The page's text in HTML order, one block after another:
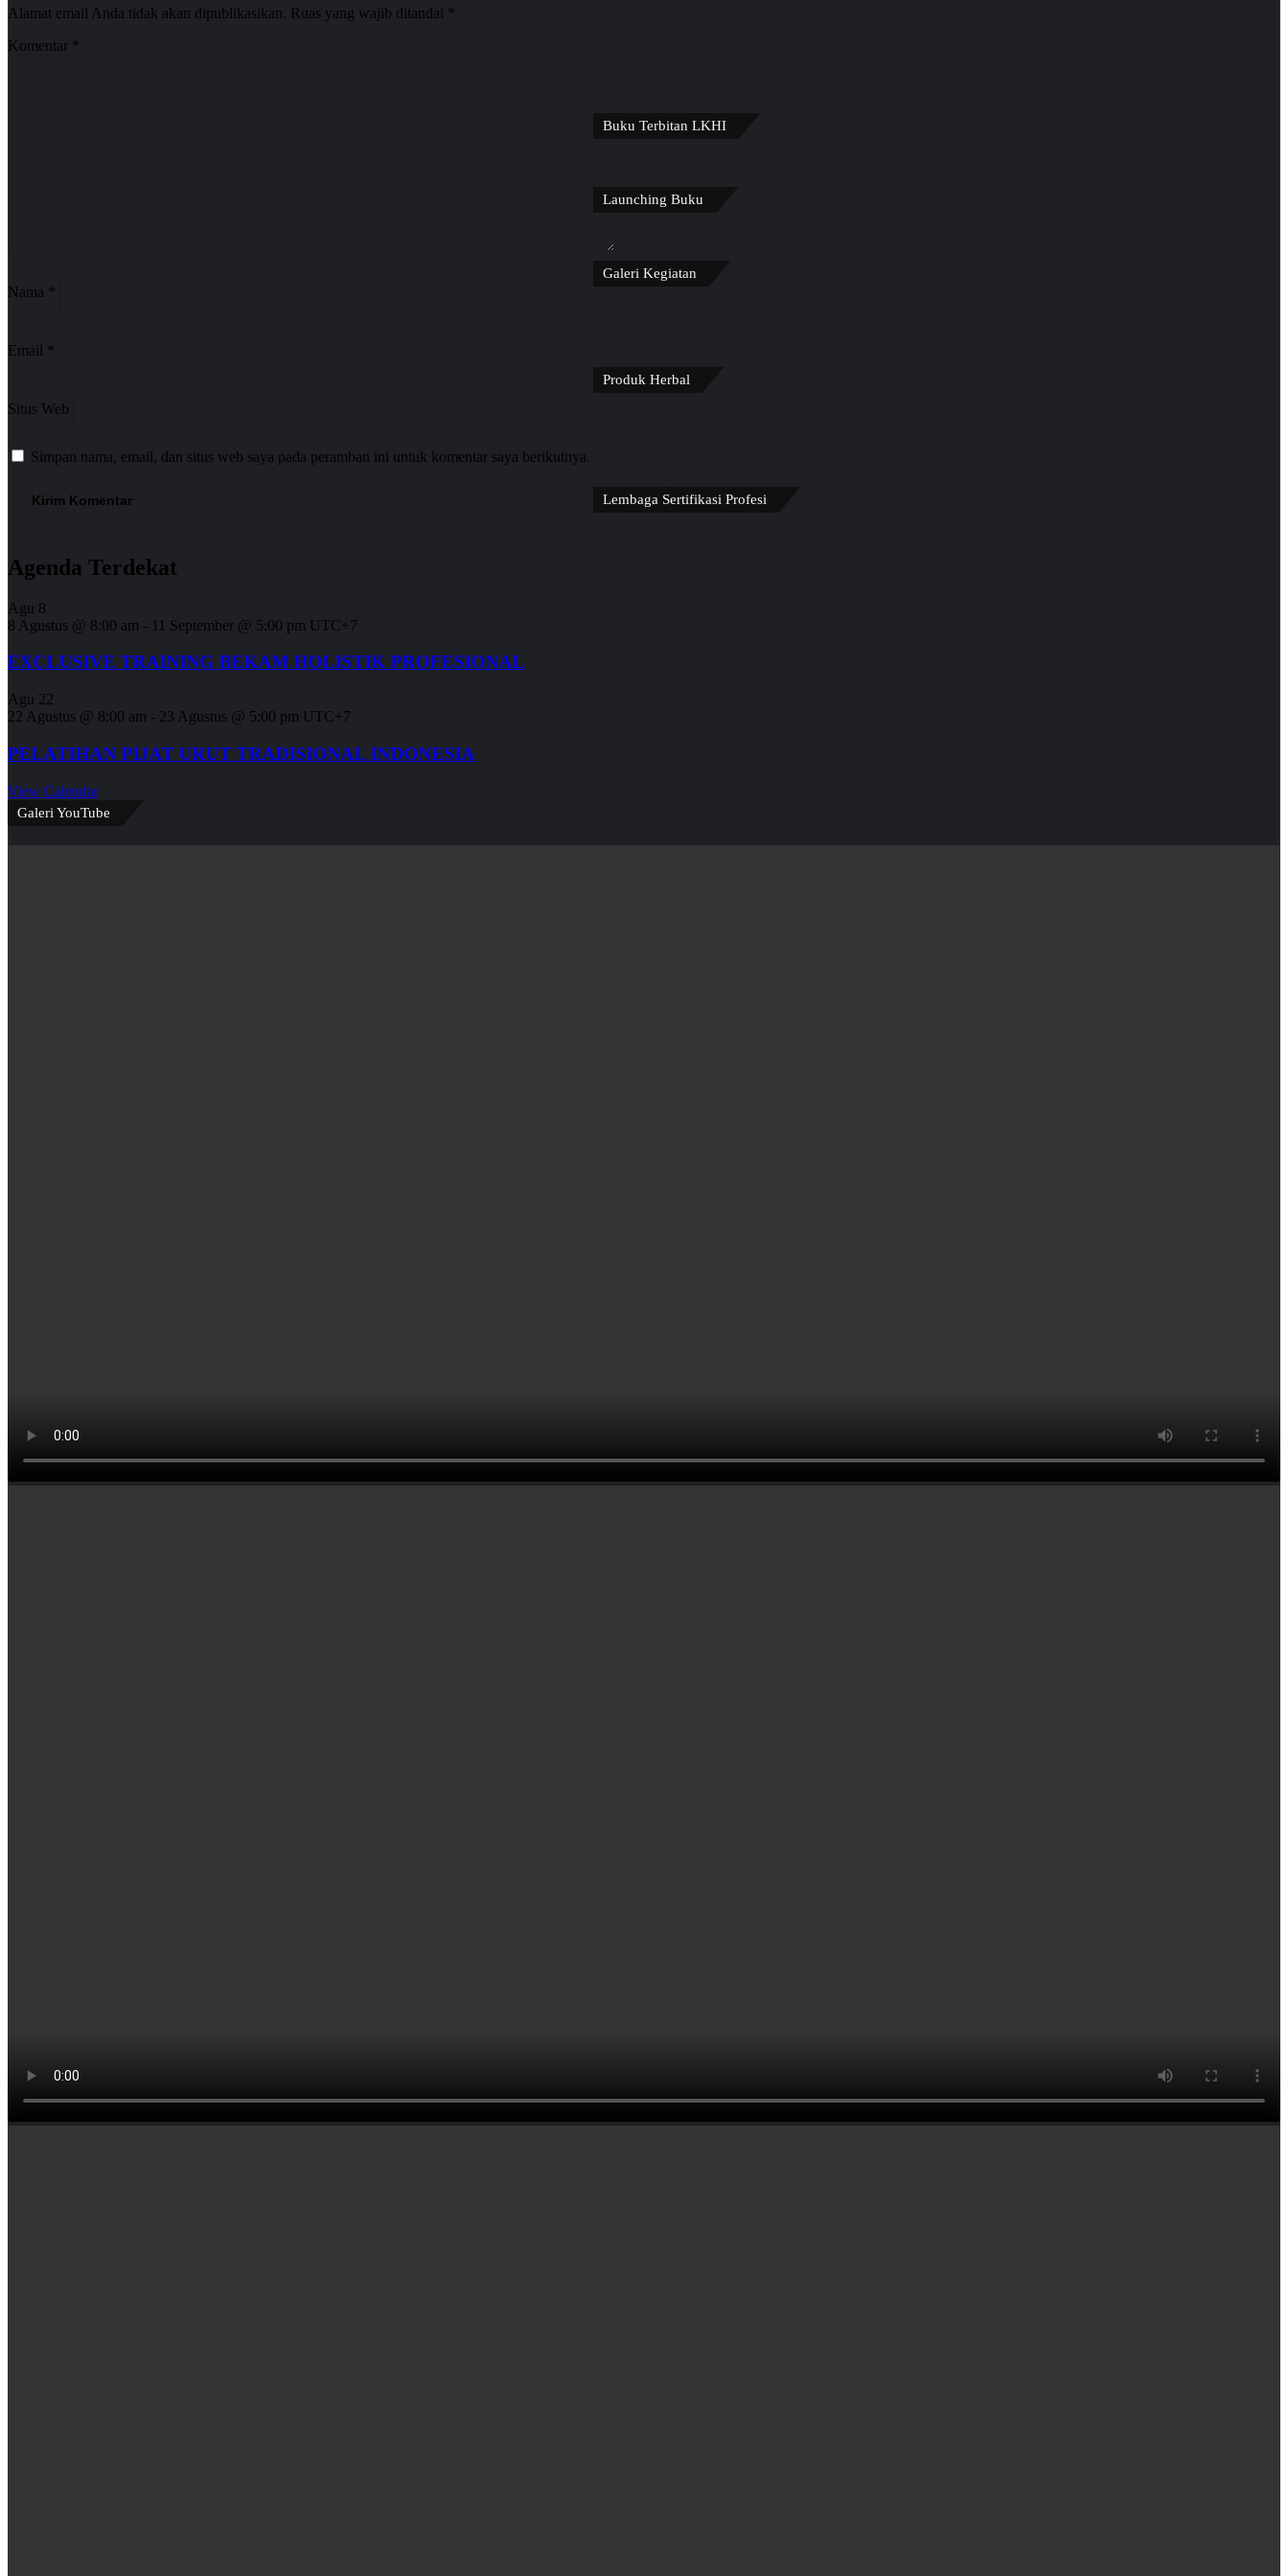
Alamat email Anda tidak akan dipublikasikan. Ruas yang wajib ditandai *
Komentar *
Nama *
Email *
Situs Web
Simpan nama, email, dan situs web saya pada peramban ini untuk komentar saya berikutnya.
Agenda Terdekat
Agu 8
8 Agustus @ 8:00 am - 11 September @ 5:00 pm UTC+7
EXCLUSIVE TRAINING BEKAM HOLISTIK PROFESIONAL
Agu 22
22 Agustus @ 8:00 am - 23 Agustus @ 5:00 pm UTC+7
PELATIHAN PIJAT URUT TRADISIONAL INDONESIA
View Calendar
Galeri YouTube
Buku Terbitan LKHI
Launching Buku
Galeri Kegiatan
Produk Herbal
Lembaga Sertifikasi Profesi